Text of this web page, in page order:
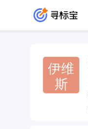
伊维
斯